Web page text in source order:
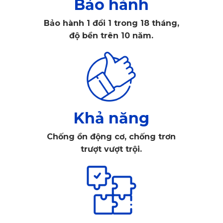
Thảm sàn ô tô 360 Chevrolet Colorado KATA có nhiều ưu
điểm vượt trội
Bảo hành
Bảo hành 1 đổi 1 trong 18 tháng,
độ bền trên 10 năm.
Khả năng
Chống ồn động cơ, chống trơn
trượt vượt trội.